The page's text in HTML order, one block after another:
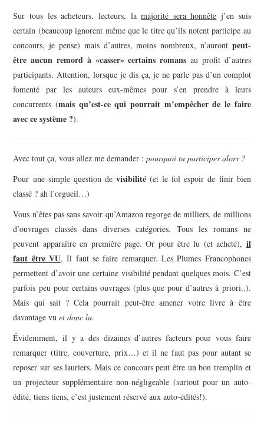
Sur tous les acheteurs, lecteurs, lamajorité sera honnête j’en suis
certain (beaucoup ignorent même que le titre qu’ils notent participe au
concours, je pense) mais d’autres, moins nombreux, n’auront peut-
être aucun remord à «casser» certains romans au profit d’autres
participants. Attention, lorsque je dis ça, je ne parle pas d’un complot
fomenté par les auteurs eux-mêmes pour s’en prendre à leurs
concurrents (mais qu’est-ce qui pourrait m’empêcher de le faire
avec ce système ?).
Avec tout ça, vous allez me demander :pourquoi tu participes alors ?
Pour une simple question de visibilité(et le fol espoir de finir bien
classé ? ah l’orgueil…)
Vous n’êtes pas sans savoir qu’Amazon regorge de milliers, de millions
d’ouvrages classés dans diverses catégories. Tous les romans ne
peuvent apparaître en première page. Or pour être lu (et acheté), il
faut être VU. Il faut se faire remarquer. Les Plumes Francophones
permettent d’avoir une certaine visibilité pendant quelques mois. C’est
parfois peu pour certains ouvrages (plus que pour d’autres à priori..).
Mais qui sait ? Cela pourrait peut-être amener votre livre à être
davantage vuet donc lu.
Évidemment, il y a des dizaines d’autres facteurs pour vous faire
remarquer (titre, couverture, prix…) et il ne faut pas pour autant se
reposer sur ses lauriers. Mais ce concours peut être un bon tremplin et
un projecteur supplémentaire non-négligeable (surtout pour un auto-
édité, tiens tiens, c’est justement réservé aux auto-édités!).